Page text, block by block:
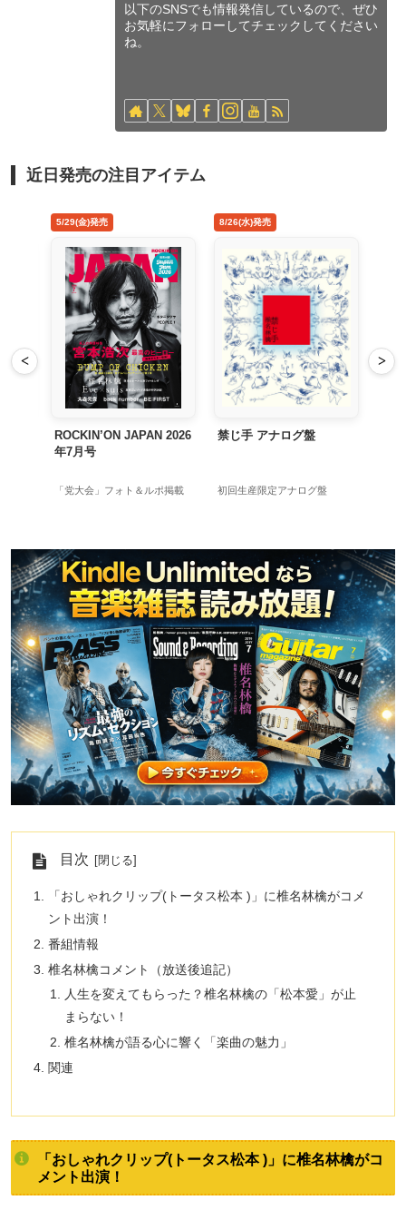
以下のSNSでも情報発信しているので、ぜひ
お気軽にフォローしてチェックしてください
ね。
近日発売の注目アイテム
<
5/29(金)発売
ROCKIN’ON JAPAN 2026
年7月号
「党大会」フォト＆ルポ掲載
8/26(水)発売
禁じ手 アナログ盤
初回生産限定アナログ盤
>
目次
「おしゃれクリップ(トータス松本 )」に椎名林檎がコメ
ント出演！
番組情報
椎名林檎コメント（放送後追記）
人生を変えてもらった？椎名林檎の「松本愛」が止
まらない！
椎名林檎が語る心に響く「楽曲の魅力」
関連
「おしゃれクリップ(トータス松本 )」に椎名林檎がコ
メント出演！